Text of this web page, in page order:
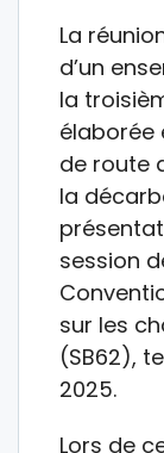
La
d’un
la
élaborée
de route
la
session
sur les
(SB62),
2025.
Lors de